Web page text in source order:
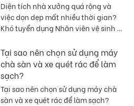
Diện tích nhà xưởng quá rộng và
việc dọn dẹp mất nhiều thời gian?
Khó tuyển dụng Nhân viên vệ sinh ?
quyết giúp bạn!
Tại sao nên chọn sử dụng máy
chà sàn và xe quét rác để làm
sạch?
Tại sao nên chọn sử dụng máy chà
sàn và xe quét rác để làm sạch?